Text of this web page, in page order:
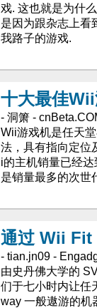
戏. 这也就是为什
是因为跟杂志上看
我路子的游戏.
十大最佳
- 洞箫 -
Wii游戏机是任天
法，具有指向定位
i的主机销量已经
是销量最多的次世
通过 Wii Fit
- tian.jn09 -
由史丹佛大学的
们于七小时内让任
way 一般遨游的机